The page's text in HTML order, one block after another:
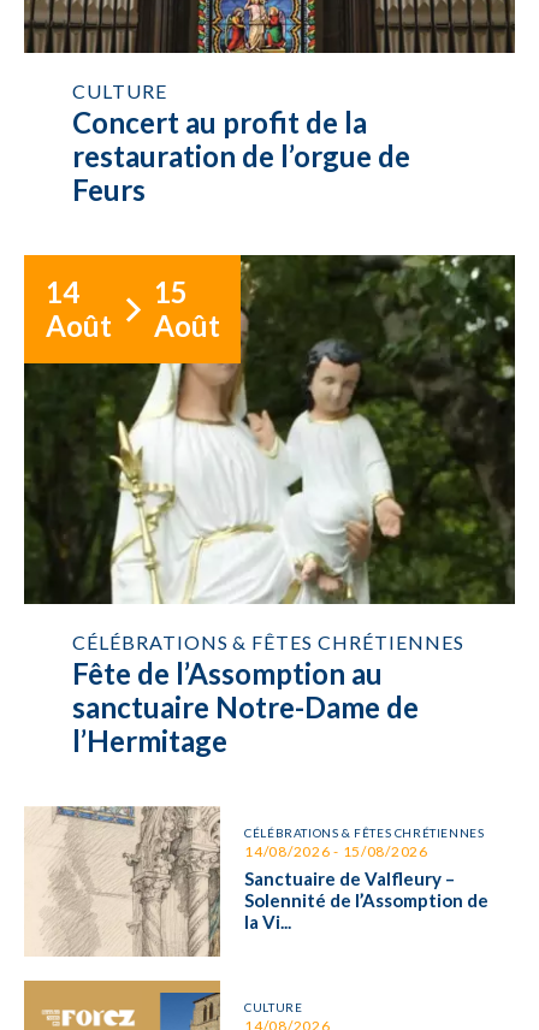
CULTURE
Concert au profit de la
restauration de l’orgue de
Feurs
14
Août
15
Août
CÉLÉBRATIONS & FÊTES CHRÉTIENNES
Fête de l’Assomption au
sanctuaire Notre-Dame de
l’Hermitage
CÉLÉBRATIONS & FÊTES CHRÉTIENNES
14/08/2026 - 15/08/2026
Sanctuaire de Valfleury –
Solennité de l’Assomption de
la Vi...
CULTURE
14/08/2026